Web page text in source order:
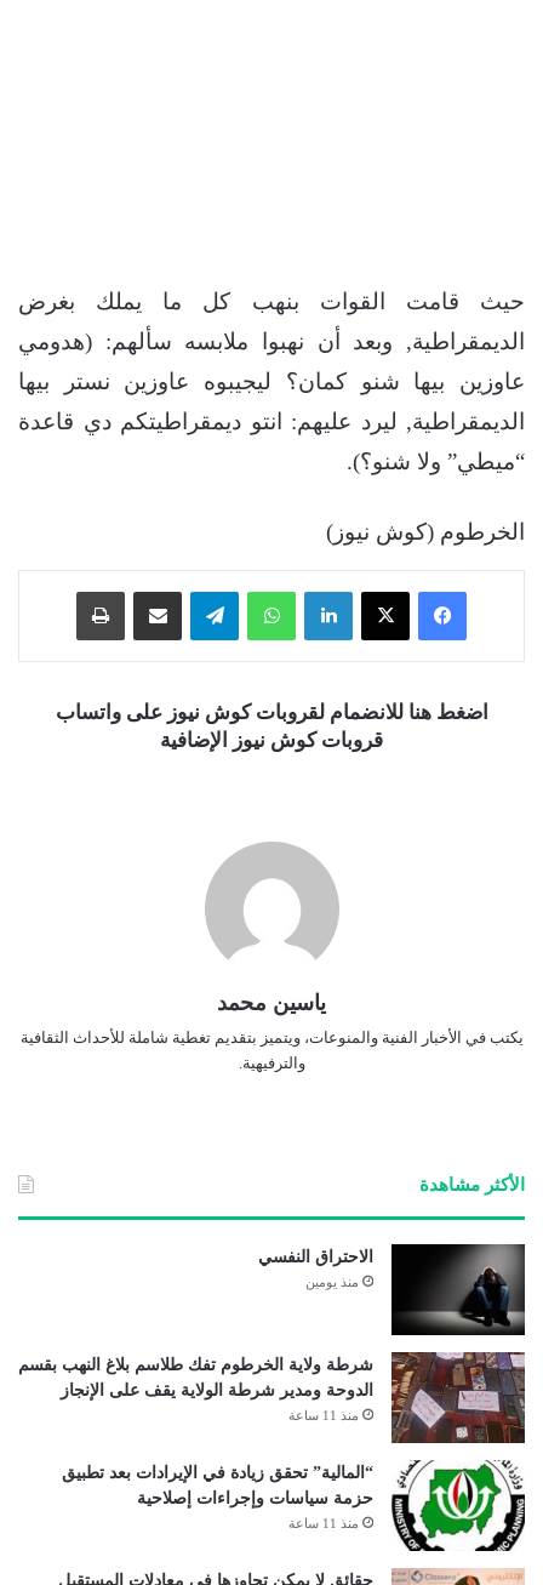
حيث قامت القوات بنهب كل ما يملك بغرض
الديمقراطية, وبعد أن نهبوا ملابسه سألهم: (هدومي
عاوزين بيها شنو كمان؟ ليجيبوه عاوزين نستر بيها
الديمقراطية, ليرد عليهم: انتو ديمقراطيتكم دي قاعدة
“ميطي” ولا شنو؟).
الخرطوم (كوش نيوز)
فيسبوك ‫X لينكدإن واتساب تيلقرام
اضغط هنا للانضمام لقروبات كوش نيوز على واتساب
قروبات كوش نيوز الإضافية
ياسين محمد
يكتب في الأخبار الفنية والمنوعات، ويتميز بتقديم تغطية شاملة للأحداث الثقافية
والترفيهية.
الأكثر مشاهدة
الاحتراق النفسي
منذ يومين
شرطة ولاية الخرطوم تفك طلاسم بلاغ النهب بقسم
الدوحة ومدير شرطة الولاية يقف على الإنجاز
منذ 11 ساعة
“المالية” تحقق زيادة في الإيرادات بعد تطبيق
حزمة سياسات وإجراءات إصلاحية
منذ 11 ساعة
حقائق لا يمكن تجاوزها في معادلات المستقبل